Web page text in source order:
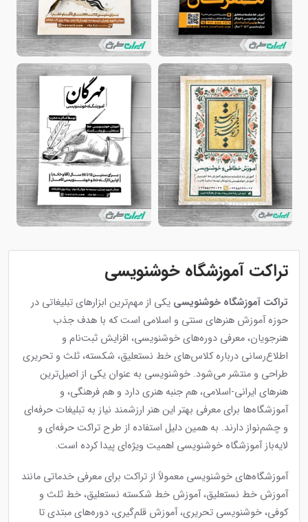
تراکت آموزشگاه خوشنویسی
تراکت آموزشگاه خوشنویسی یکی از مهم‌ترین ابزارهای تبلیغاتی در
حوزه آموزش هنرهای سنتی و اسلامی است که با هدف جذب
هنرجویان، معرفی دوره‌های خوشنویسی، افزایش ثبت‌نام و
اطلاع‌رسانی درباره کلاس‌های خط نستعلیق، شکسته، ثلث و تحریری
طراحی و منتشر می‌شود. خوشنویسی به عنوان یکی از اصیل‌ترین
هنرهای ایرانی-اسلامی، هم جنبه هنری دارد و هم فرهنگی، و
آموزشگاه‌ها برای معرفی بهتر این هنر ارزشمند نیاز به تبلیغات حرفه‌ای
و چشم‌نواز دارند. به همین دلیل استفاده از طرح تراکت حرفه‌ای و
لایه‌باز آموزشگاه خوشنویسی اهمیت ویژه‌ای پیدا کرده است.
آموزشگاه‌های خوشنویسی معمولاً از تراکت برای معرفی خدماتی مانند
آموزش خط نستعلیق، آموزش خط شکسته نستعلیق، خط ثلث و
کوفی، خوشنویسی تحریری، آموزش قلم‌گیری، دوره‌های مبتدی تا